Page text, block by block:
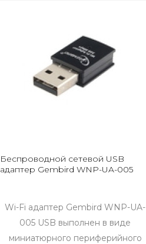
Беспроводной сетевой USB
адаптер Gembird WNP-UA-005
Wi-Fi адаптер Gembird WNP-UA-
005 USB выполнен в виде
миниатюрного периферийного